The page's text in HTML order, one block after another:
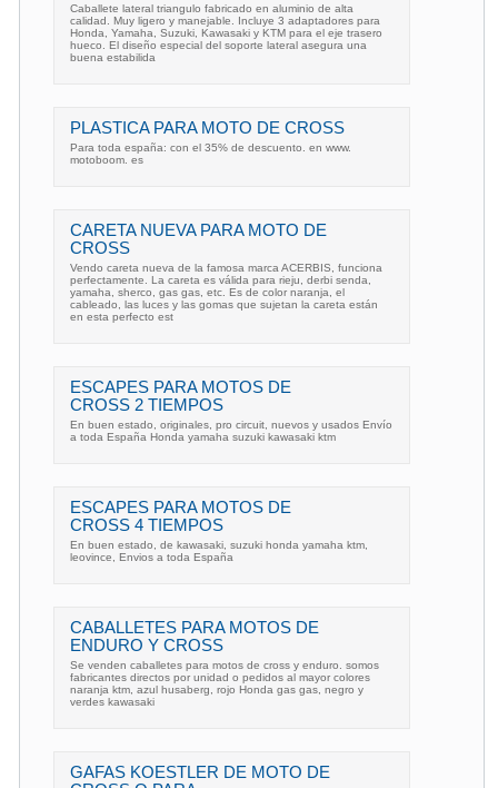
Caballete lateral triangulo fabricado en aluminio de alta
calidad. Muy ligero y manejable. Incluye 3 adaptadores para
Honda, Yamaha, Suzuki, Kawasaki y KTM para el eje trasero
hueco. El diseño especial del soporte lateral asegura una
buena estabilida
PLASTICA PARA MOTO DE CROSS
Para toda españa: con el 35% de descuento. en www.
motoboom. es
CARETA NUEVA PARA MOTO DE
CROSS
Vendo careta nueva de la famosa marca ACERBIS, funciona
perfectamente. La careta es válida para rieju, derbi senda,
yamaha, sherco, gas gas, etc. Es de color naranja, el
cableado, las luces y las gomas que sujetan la careta están
en esta perfecto est
ESCAPES PARA MOTOS DE
CROSS 2 TIEMPOS
En buen estado, originales, pro circuit, nuevos y usados Envío
a toda España Honda yamaha suzuki kawasaki ktm
ESCAPES PARA MOTOS DE
CROSS 4 TIEMPOS
En buen estado, de kawasaki, suzuki honda yamaha ktm,
leovince, Envios a toda España
CABALLETES PARA MOTOS DE
ENDURO Y CROSS
Se venden caballetes para motos de cross y enduro. somos
fabricantes directos por unidad o pedidos al mayor colores
naranja ktm, azul husaberg, rojo Honda gas gas, negro y
verdes kawasaki
GAFAS KOESTLER DE MOTO DE